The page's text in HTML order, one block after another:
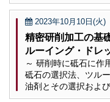
2023年10月10日(火)
精密研削加工の基
ルーイング・ドレ
～ 研削時に砥石に作
砥石の選択法、ツル
油剤とその選択およ